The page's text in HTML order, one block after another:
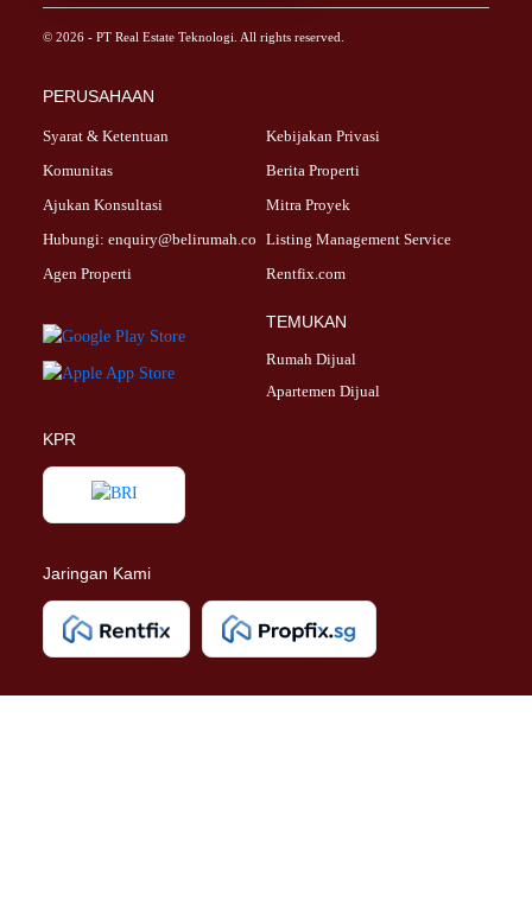
Properti Dijual di Bendungan Hilir >
Properti Dijual di Jakarta Selatan >
Properti Dijual di Lebak Bulus >
Properti Dijual di Gandaria Selatan >
Properti Dijual di Pondok Labu >
Properti Dijual di Lenteng Agung >
Properti Dijual di Senayan >
Properti Dijual di Kebayoran Lama >
Properti Dijual di Kebayoran Baru >
Properti Dijual di Kalibata >
Properti Dijual di Pasar Minggu >
Properti Dijual di Pessangrahan >
Properti Dijual di Karet Kuningan >
© 2026 - PT Real Estate Teknologi. All rights reserved.
PERUSAHAAN
Syarat & Ketentuan Kebijakan Privasi
Komunitas Berita Properti
Ajukan Konsultasi Mitra Proyek
Hubungi: enquiry@belirumah.co Listing Management Service
Agen Properti Rentfix.com
TEMUKAN
Rumah Dijual
Apartemen Dijual
KPR
Jaringan Kami